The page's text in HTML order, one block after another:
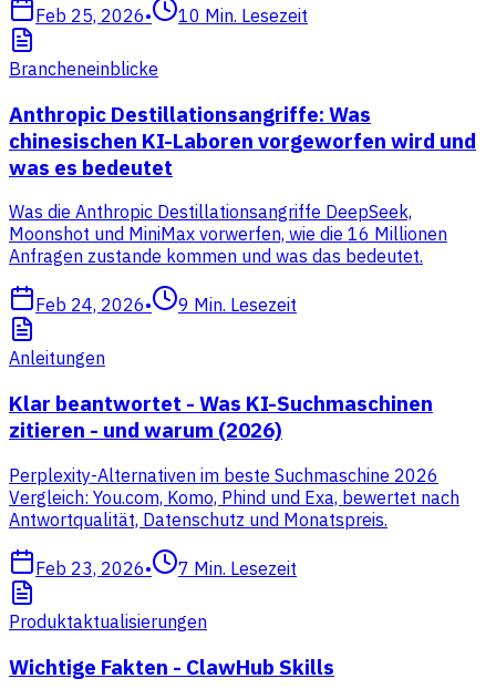
Feb 25, 2026• 10 Min. Lesezeit
Brancheneinblicke
Anthropic Destillationsangriffe: Was
chinesischen KI-Laboren vorgeworfen wird und
was es bedeutet
Was die Anthropic Destillationsangriffe DeepSeek,
Moonshot und MiniMax vorwerfen, wie die 16 Millionen
Anfragen zustande kommen und was das bedeutet.
Feb 24, 2026• 9 Min. Lesezeit
Anleitungen
Klar beantwortet - Was KI-Suchmaschinen
zitieren - und warum (2026)
Perplexity-Alternativen im beste Suchmaschine 2026
Vergleich: You.com, Komo, Phind und Exa, bewertet nach
Antwortqualität, Datenschutz und Monatspreis.
Feb 23, 2026• 7 Min. Lesezeit
Produktaktualisierungen
Wichtige Fakten - ClawHub Skills